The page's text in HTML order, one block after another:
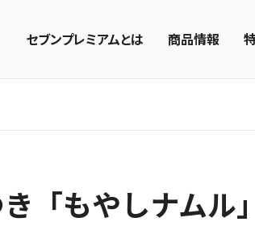
セブンプレミアムとは 商品情報
「もやしナムル